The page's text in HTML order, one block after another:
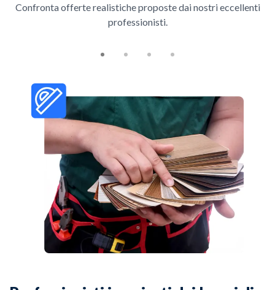
Confronta offerte realistiche proposte dai nostri eccellenti
professionisti.